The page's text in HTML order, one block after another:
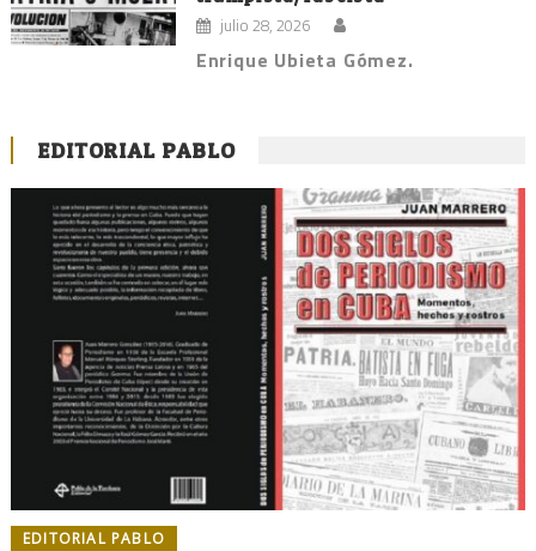
julio 28, 2026
Enrique Ubieta Gómez.
EDITORIAL PABLO
EDITORIAL PABLO